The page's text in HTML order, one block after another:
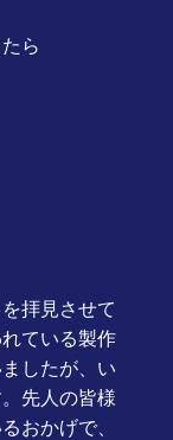
ら
拝見させて
ている製作
したが、い
先人の皆様
おかげで、